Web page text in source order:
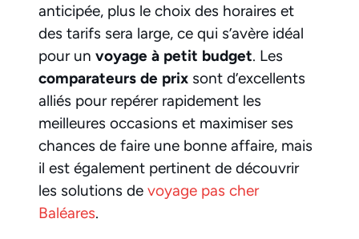
anticipée, plus le choix des horaires et
des tarifs sera large, ce qui s’avère idéal
pour un voyage à petit budget. Les
comparateurs de prix sont d’excellents
alliés pour repérer rapidement les
meilleures occasions et maximiser ses
chances de faire une bonne affaire, mais
il est également pertinent de découvrir
les solutions de voyage pas cher
Baléares.